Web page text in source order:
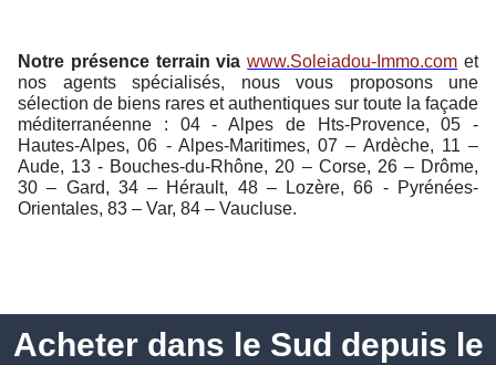
Notre présence terrain via www.Soleiadou-Immo.com et
nos agents spécialisés, nous vous proposons une
sélection de biens rares et authentiques sur toute la façade
méditerranéenne : 04 - Alpes de Hts-Provence, 05 -
Hautes-Alpes, 06 - Alpes-Maritimes, 07 – Ardèche, 11 –
Aude, 13 - Bouches-du-Rhône, 20 – Corse, 26 – Drôme,
30 – Gard, 34 – Hérault, 48 – Lozère, 66 - Pyrénées-
Orientales, 83 – Var, 84 – Vaucluse.
Acheter dans le Sud depuis le